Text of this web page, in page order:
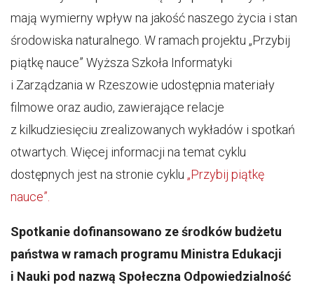
mają wymierny wpływ na jakość naszego życia i stan
środowiska naturalnego. W ramach projektu „Przybij
piątkę nauce” Wyższa Szkoła Informatyki
i Zarządzania w Rzeszowie udostępnia materiały
filmowe oraz audio, zawierające relacje
z kilkudziesięciu zrealizowanych wykładów i spotkań
otwartych. Więcej informacji na temat cyklu
dostępnych jest na stronie cyklu „Przybij piątkę
nauce”.
Spotkanie dofinansowano ze środków budżetu
państwa w ramach programu Ministra Edukacji
i Nauki pod nazwą Społeczna Odpowiedzialność